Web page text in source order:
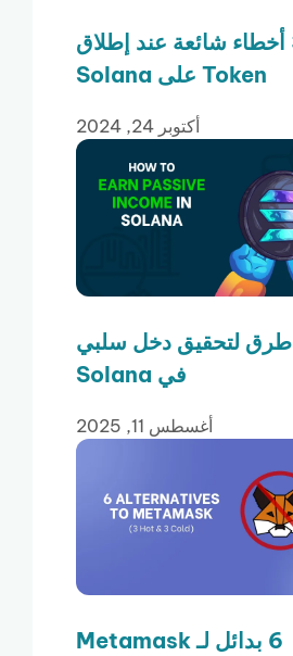
3 أخطاء شائعة عند إطلاق
Token على Solana
أكتوبر 24, 2024
3+1 طرق لتحقيق دخل سلبي
في Solana
أغسطس 11, 2025
6 بدائل لـ Metamask